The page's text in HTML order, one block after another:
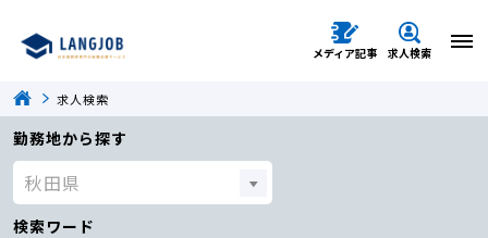
メディア記事 求人検索
求人検索
勤務地から探す
検索ワード